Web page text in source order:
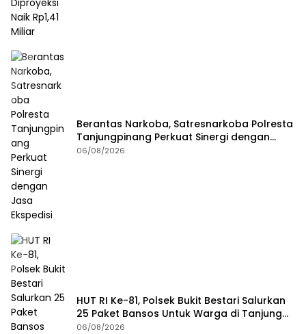
Berantas Narkoba, Satresnarkoba Polresta
Tanjungpinang Perkuat Sinergi dengan
Jasa Ekspedisi
06/08/2026
HUT RI Ke-81, Polsek Bukit Bestari Salurkan
25 Paket Bansos Untuk Warga di Tanjung
Unggat
06/08/2026